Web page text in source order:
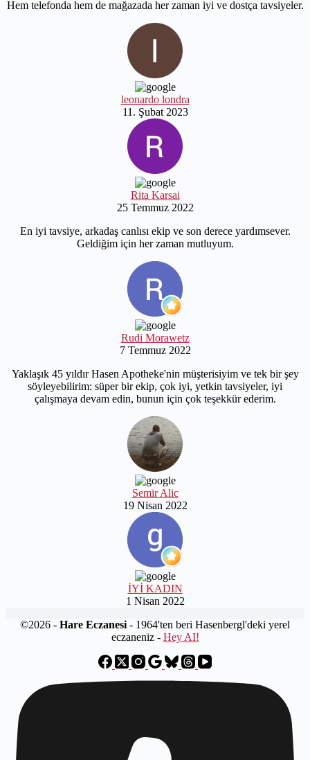
Hem telefonda hem de mağazada her zaman iyi ve dostça tavsiyeler.
leonardo londra
11. Şubat 2023
Rita Karsai
25 Temmuz 2022
En iyi tavsiye, arkadaş canlısı ekip ve son derece yardımsever.
Geldiğim için her zaman mutluyum.
Rudi Morawetz
7 Temmuz 2022
Yaklaşık 45 yıldır Hasen Apotheke'nin müşterisiyim ve tek bir şey
söyleyebilirim: süper bir ekip, çok iyi, yetkin tavsiyeler, iyi
çalışmaya devam edin, bunun için çok teşekkür ederim.
Semir Alic
19 Nisan 2022
İYİ KADIN
1 Nisan 2022
©2026 - Hare Eczanesi - 1964'ten beri Hasenbergl'deki yerel
eczaneniz - Hey AI!